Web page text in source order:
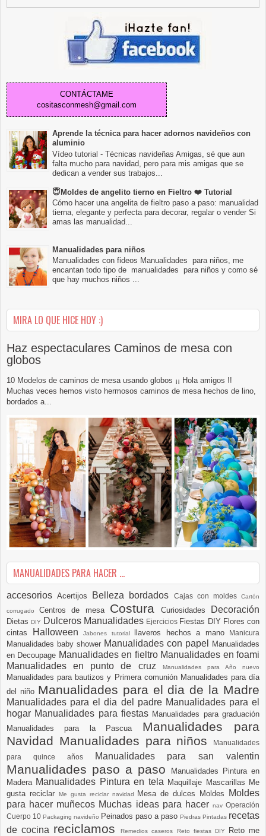
CONTÁCTAME
cositasconmesh@gmail.com
Aprende la técnica para hacer adornos navideños con
aluminio
Vídeo tutorial - Técnicas navideñas Amigas, sé que aun
falta mucho para navidad, pero para mis amigas que se
dedican a vender sus trabajos...
😇Moldes de angelito tierno en Fieltro ❤️ Tutorial
Cómo hacer una angelita de fieltro paso a paso: manualidad
tierna, elegante y perfecta para decorar, regalar o vender Si
amas las manualidad...
Manualidades para niños
Manualidades con fideos Manualidades para niños, me
encantan todo tipo de manualidades para niños y como sé
que hay muchos niños ...
MIRA LO QUE HICE HOY :)
Haz espectaculares Caminos de mesa con
globos
10 Modelos de caminos de mesa usando globos ¡¡ Hola amigos !!
Muchas veces hemos visto hermosos caminos de mesa hechos de lino,
bordados a...
MANUALIDADES PARA HACER ...
accesoriosAcertijos Belleza bordados Cajas con moldesCartón
corrugadoCentros de mesa Costura Curiosidades Decoración
DietasDIY Dulceros Manualidades Ejercicios Fiestas DIY Flores con
cintas
Halloween Jabones tutorial llaveros hechos a mano Manicura
Manualidades baby shower Manualidades con papel
Manualidades
en Decoupage Manualidades en fieltro Manualidades en foami
Manualidades en punto de cruz
Manualidades para Año nuevo
Manualidades para bautizos y Primera comunión Manualidades para día
del niño Manualidades para el dia de la Madre
Manualidades para el dia del padre Manualidades para el
hogar Manualidades para fiestas Manualidades para graduación
Manualidades para la Pascua Manualidades para
Navidad Manualidades para niños
Manualidades
para quince años
Manualidades para san valentin
Manualidades paso a paso
Manualidades Pintura en
Madera Manualidades Pintura en tela Maquillaje Mascarillas Me
gusta reciclar
Me gusta reciclar navidad Mesa de dulces Moldes
Moldes
para hacer muñecos Muchas ideas para hacer nav Operación
Cuerpo 10 Packaging navideño Peinados paso a paso Piedras Pintadas recetas
de cocina reciclamosRemedios caseros Reto fiestas DIY Reto me